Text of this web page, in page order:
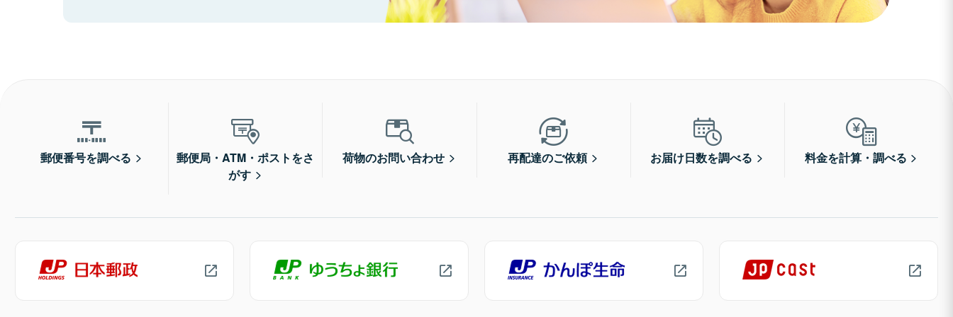
郵便番号を調べる
郵便局・ATM・ポストをさ
がす
荷物のお問い合わせ 再配達のご依頼 お届け日数を調べる 料金を計算・調べる